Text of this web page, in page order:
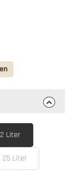
Liter
Liter
nicht verfügbar.)